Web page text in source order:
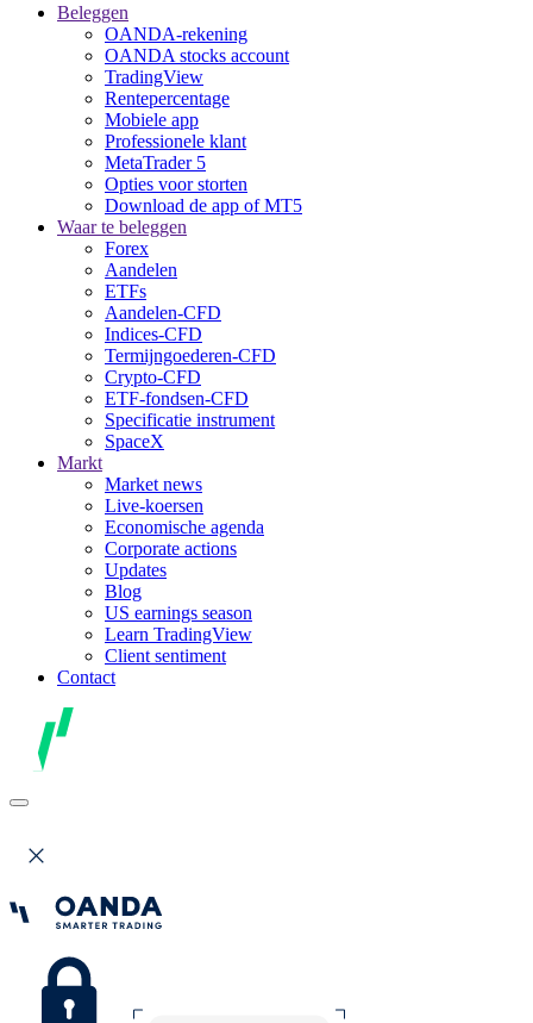
Beleggen
OANDA-rekening
OANDA stocks account
TradingView
Rentepercentage
Mobiele app
Professionele klant
MetaTrader 5
Opties voor storten
Download de app of MT5
Waar te beleggen
Forex
Aandelen
ETFs
Aandelen-CFD
Indices-CFD
Termijngoederen-CFD
Crypto-CFD
ETF-fondsen-CFD
Specificatie instrument
SpaceX
Markt
Market news
Live-koersen
Economische agenda
Corporate actions
Updates
Blog
US earnings season
Learn TradingView
Client sentiment
Contact